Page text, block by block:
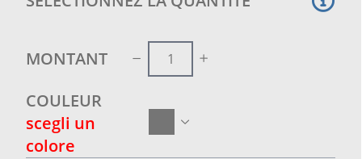
MONTANT
COULEUR
scegli un
colore